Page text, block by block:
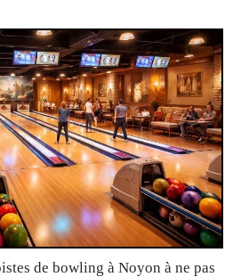
de bowling à Noyon à ne pas